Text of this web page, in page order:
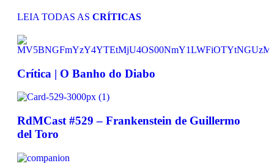
LEIA TODAS AS CRÍTICAS​
Crítica | O Banho do Diabo
RdMCast #529 – Frankenstein de Guillermo
del Toro